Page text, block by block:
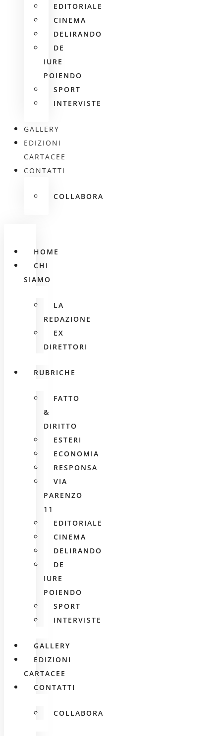
EDITORIALE
CINEMA
DELIRANDO
DE
IURE
POIENDO
SPORT
INTERVISTE
GALLERY
EDIZIONI
CARTACEE
CONTATTI
COLLABORA
HOME
CHI
SIAMO
LA
REDAZIONE
EX
DIRETTORI
RUBRICHE
FATTO
&
DIRITTO
ESTERI
ECONOMIA
RESPONSA
VIA
PARENZO
11
EDITORIALE
CINEMA
DELIRANDO
DE
IURE
POIENDO
SPORT
INTERVISTE
GALLERY
EDIZIONI
CARTACEE
CONTATTI
COLLABORA